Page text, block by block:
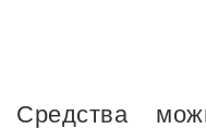
Средства